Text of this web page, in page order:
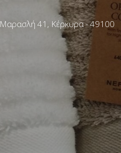
41, Κέρκυρα - 49100